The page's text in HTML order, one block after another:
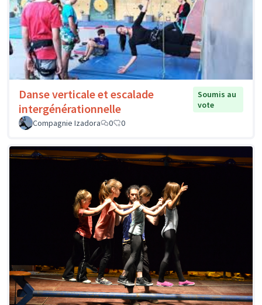
Danse verticale et escalade
intergénérationnelle
Soumis au
vote
Compagnie Izadora
0 0